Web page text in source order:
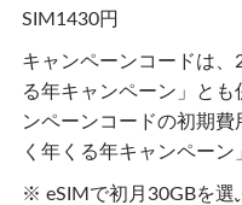
SIM1430円
キャンペーンコードは、
る年キャンペーン」と
ンペーンコードの初期
く年くる年キャンペーン
※ eSIMで初月30GBを選